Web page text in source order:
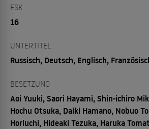
FSK
16
UNTERTITEL
Russisch, Deutsch, Englisch,
BESETZUNG
Aoi Yuuki, Saori Hayami, Shin-ichiro
Hochu Otsuka, Daiki Hamano, Nobuo
Horiuchi, Hideaki Tezuka, Haruka